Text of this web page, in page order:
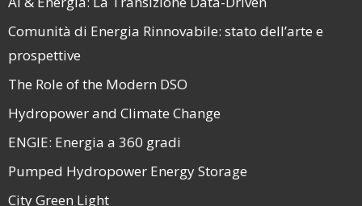
Comunità di Energia Rinnovabile: stato dell’arte e
prospettive
The Role of the Modern DSO
Hydropower and Climate Change
ENGIE: Energia a 360 gradi
Pumped Hydropower Energy Storage
City Green Light